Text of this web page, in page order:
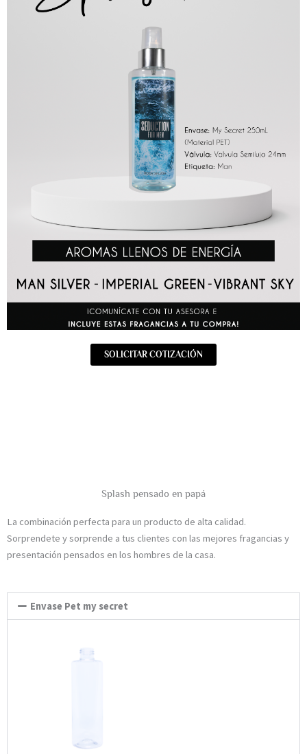
SOLICITAR COTIZACIÓN
Splash pensado en papá
La combinación perfecta para un producto de alta calidad.
Sorprendete y sorprende a tus clientes con las mejores fragancias y
presentación pensados en los hombres de la casa.
Envase Pet my secret